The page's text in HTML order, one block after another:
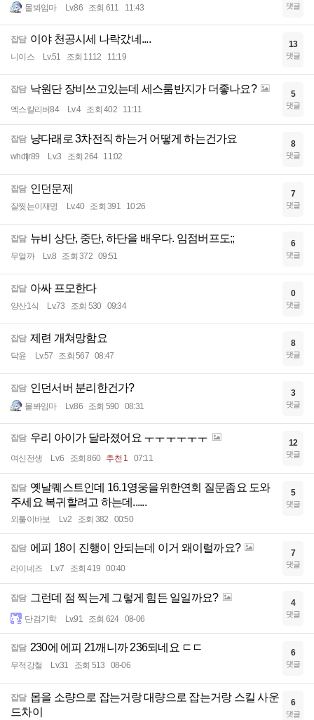
몰봐임마 Lv.86 조회 611 11:43 댓글
잡담 이야 천공시세 나락갔네....
니이스 Lv.51 조회 1112 11:19
13
댓글
잡담 낙원단 장비쓰고있는데 세스룸반지가 더좋나요?
엑스칼리버84 Lv.4 조회 402 11:11
5
댓글
잡담 냥다래로 3차전직 하는거 어떻게 하는건가요
whdtjr89 Lv.3 조회 264 11:02
8
댓글
잡담 인던문제
잘찢는이재명 Lv.40 조회 391 10:26
7
댓글
잡담 뉴비 상단, 중단, 하단을 배우다. 임점버프도;;
무얼까 Lv.8 조회 372 09:51
6
댓글
잡담 아싸 프모한다
양산1식 Lv.73 조회 530 09:34
0
댓글
잡담 제련 개쳐망함요
닥윤 Lv.57 조회 567 08:47
8
댓글
잡담 인던서버 분리한건가?
몰봐임마 Lv.86 조회 590 08:31
3
댓글
잡담 우리 아이가 달라졌어요 ㅜㅜㅜㅜㅜㅜ
여신전생 Lv.6 조회 860 추천 1 07:11
12
댓글
잡담 옛날퀘스트인데 16.1영웅을위한연회 질문좀요 도와
주세요 복귀할려고 하는데......
외툴이바보 Lv.2 조회 382 00:50
5
댓글
잡담 에피 18이 진행이 안되는데 이거 왜이럴까요?
라이네즈 Lv.7 조회 419 00:40
7
댓글
잡담 그런데 점 찍는게 그렇게 힘든 일일까요?
단검기학 Lv.91 조회 624 08-06
4
댓글
잡담 230에 에피 21깨니까 236되네요 ㄷㄷ
무적강철 Lv.31 조회 513 08-06
6
댓글
잡담 몹을 소량으로 잡는거랑 대량으로 잡는거랑 스킬 사운
드차이
6
댓글